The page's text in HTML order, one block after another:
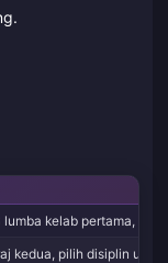
kelab pertama, beli
kedua, pilih disiplin